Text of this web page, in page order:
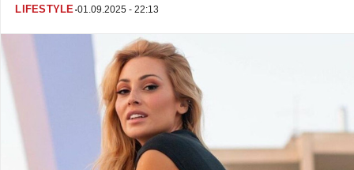
LIFESTYLE·01.09.2025 - 22:13